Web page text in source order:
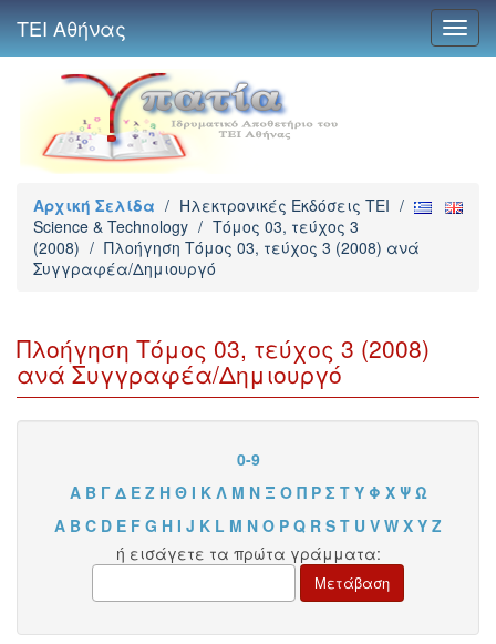
ΤΕΙ Αθήνας
Αρχική Σελίδα / Ηλεκτρονικές Εκδόσεις TEI /
Science & Technology / Τόμος 03, τεύχος 3
(2008) / Πλοήγηση Τόμος 03, τεύχος 3 (2008) ανά
Συγγραφέα/Δημιουργό
Πλοήγηση Τόμος 03, τεύχος 3 (2008)
ανά Συγγραφέα/Δημιουργό
0-9
Α Β Γ Δ Ε Ζ Η Θ Ι Κ Λ Μ Ν Ξ Ο Π Ρ Σ Τ Υ Φ Χ Ψ Ω
A B C D E F G H I J K L M N O P Q R S T U V W X Y Z
ή εισάγετε τα πρώτα γράμματα: